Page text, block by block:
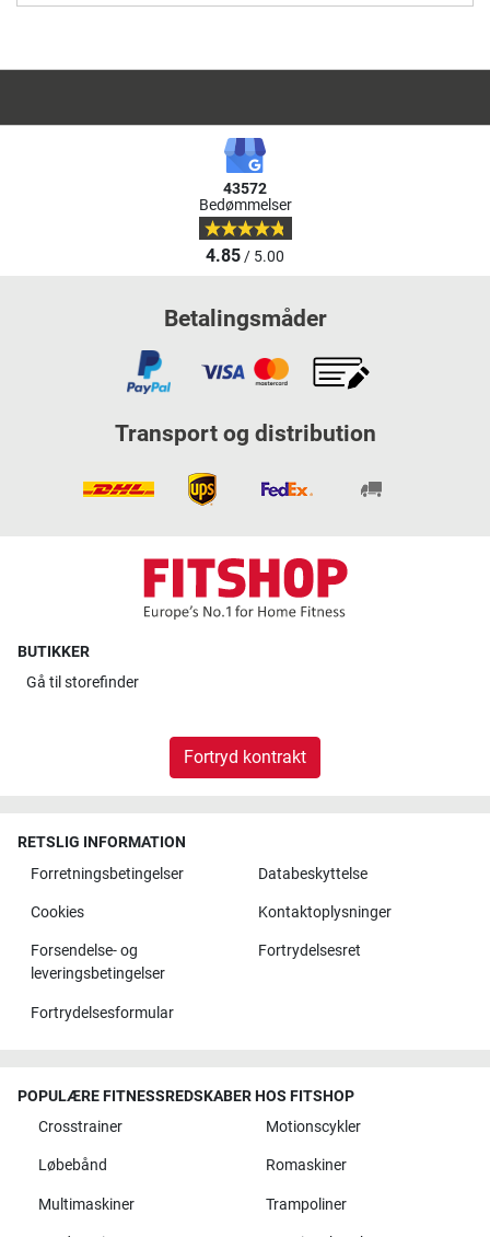
43572
Bedømmelser
4.85/ 5.00
Betalingsmåder
Transport og distribution
BUTIKKER
Gå til storefinder
Fortryd kontrakt
RETSLIG INFORMATION
Forretningsbetingelser
Databeskyttelse
Cookies Kontaktoplysninger
Forsendelse- og
leveringsbetingelser
Fortrydelsesret
Fortrydelsesformular
POPULÆRE FITNESSREDSKABER HOS FITSHOP
Crosstrainer
Motionscykler
Løbebånd Romaskiner
Multimaskiner Trampoliner